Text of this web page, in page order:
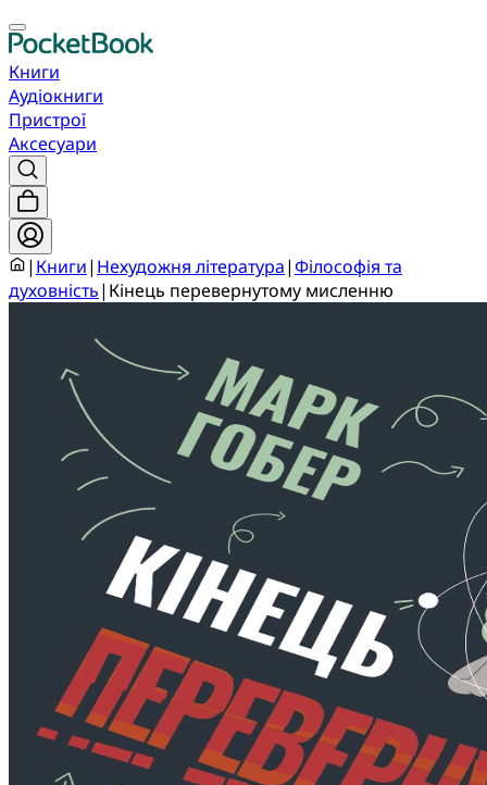
Книги
Аудіокниги
Пристрої
Аксесуари
| Книги| Нехудожня література|Філософія та
духовність| Кінець перевернутому мисленню